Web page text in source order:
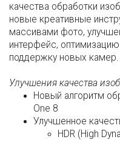
качества обработки
новые креативные
массивами фото,
интерфейс,
поддержку новых камер.
Улучшения качества
Новый алгоритм
One 8
Улучшенное
HDR (High